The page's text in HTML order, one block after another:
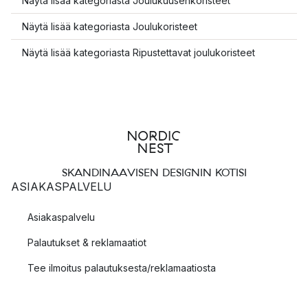
Näytä lisää kategoriasta Joulukoristeet
Näytä lisää kategoriasta Ripustettavat joulukoristeet
SKANDINAAVISEN DESIGNIN KOTISI
ASIAKASPALVELU
Asiakaspalvelu
Palautukset & reklamaatiot
Tee ilmoitus palautuksesta/reklamaatiosta